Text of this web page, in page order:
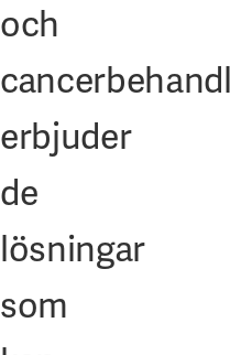
och
erbjuder
de
lösningar
som